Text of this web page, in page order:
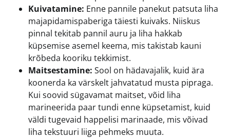
Kuivatamine: Enne pannile panekut patsuta liha
majapidamispaberiga täiesti kuivaks. Niiskus
pinnal tekitab pannil auru ja liha hakkab
küpsemise asemel keema, mis takistab kauni
krõbeda kooriku tekkimist.
Maitsestamine: Sool on hädavajalik, kuid ära
koonerda ka värskelt jahvatatud musta pipraga.
Kui soovid sügavamat maitset, võid liha
marineerida paar tundi enne küpsetamist, kuid
väldi tugevaid happelisi marinaade, mis võivad
liha tekstuuri liiga pehmeks muuta.